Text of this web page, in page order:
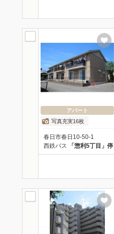
アパート
写真充実16枚
春日市春日10-50-1
西鉄バス 「惣利5丁目」停